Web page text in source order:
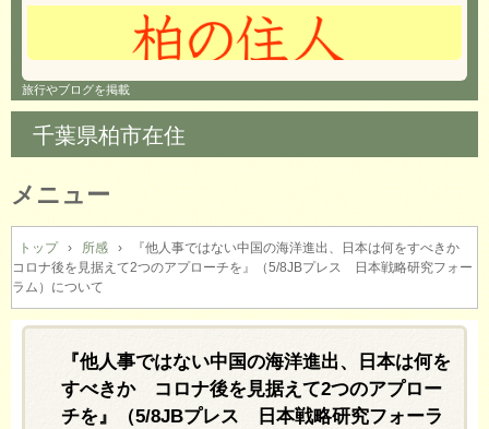
旅行やブログを掲載
千葉県柏市在住
メニュー
コ
ン
テ
ン
トップ › 所感 ›
『他人事ではない中国の海洋進出、日本は何をすべきか
コロナ後を見据えて2つのアプローチを』（5/8JBプレス 日本戦略研究フォー
ラム）について
『他人事ではない中国の海洋進出、日本は何を
すべきか コロナ後を見据えて2つのアプロー
チを』（5/8JBプレス 日本戦略研究フォーラ